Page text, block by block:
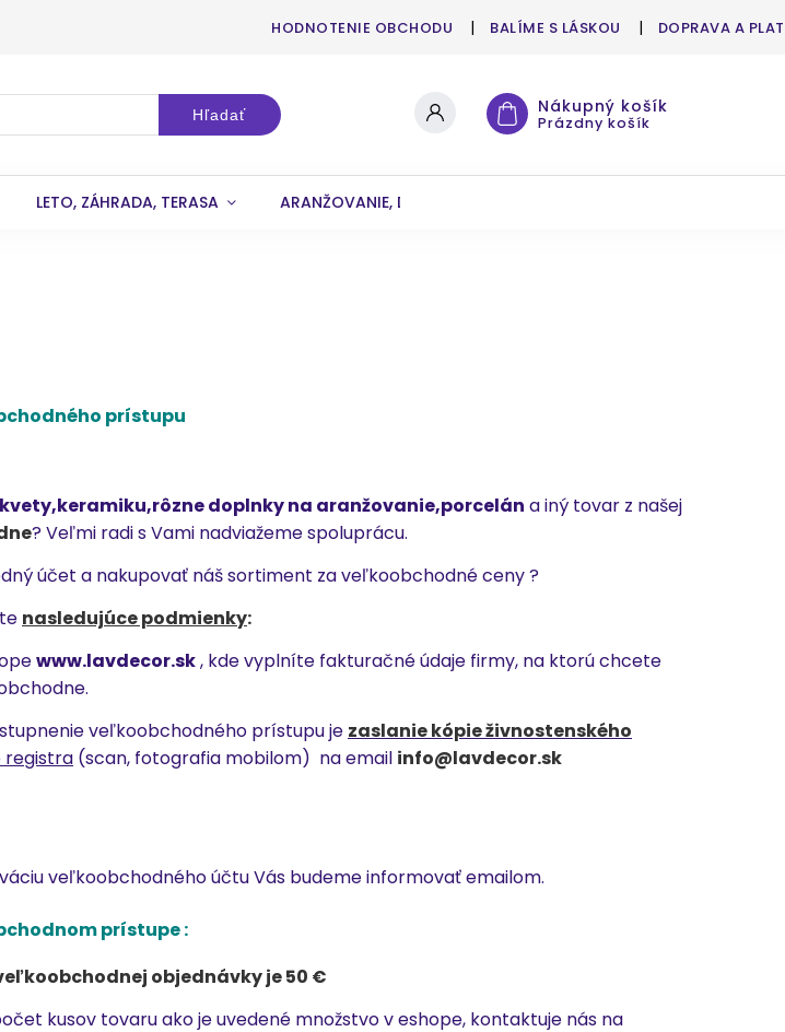
HODNOTENIE OBCHODU BALÍME S LÁSKOU DOPRAVA A
Hľadať Nákupný košík
Prázdny košík
LETO, ZÁHRADA, TERASA ARANŽOVANIE, DEKOROVANIE
prístupu
kvety,keramiku,rôzne doplnky na aranžovanie,porcelán a iný tovar z našej
? Veľmi radi s Vami nadviažeme spoluprácu.
účet a nakupovať náš sortiment za veľkoobchodné ceny ?
nasledujúce podmienky:
www.lavdecor.sk, kde vyplníte fakturačné údaje firmy, na ktorú chcete
veľkoobchodného prístupu je zaslanie kópie živnostenského
registra (scan, fotografia mobilom) na email info@lavdecor.sk
veľkoobchodného účtu Vás budeme informovať emailom.
prístupe :
objednávky je 50 €
kusov tovaru ako je uvedené množstvo v eshope, kontaktuje nás na